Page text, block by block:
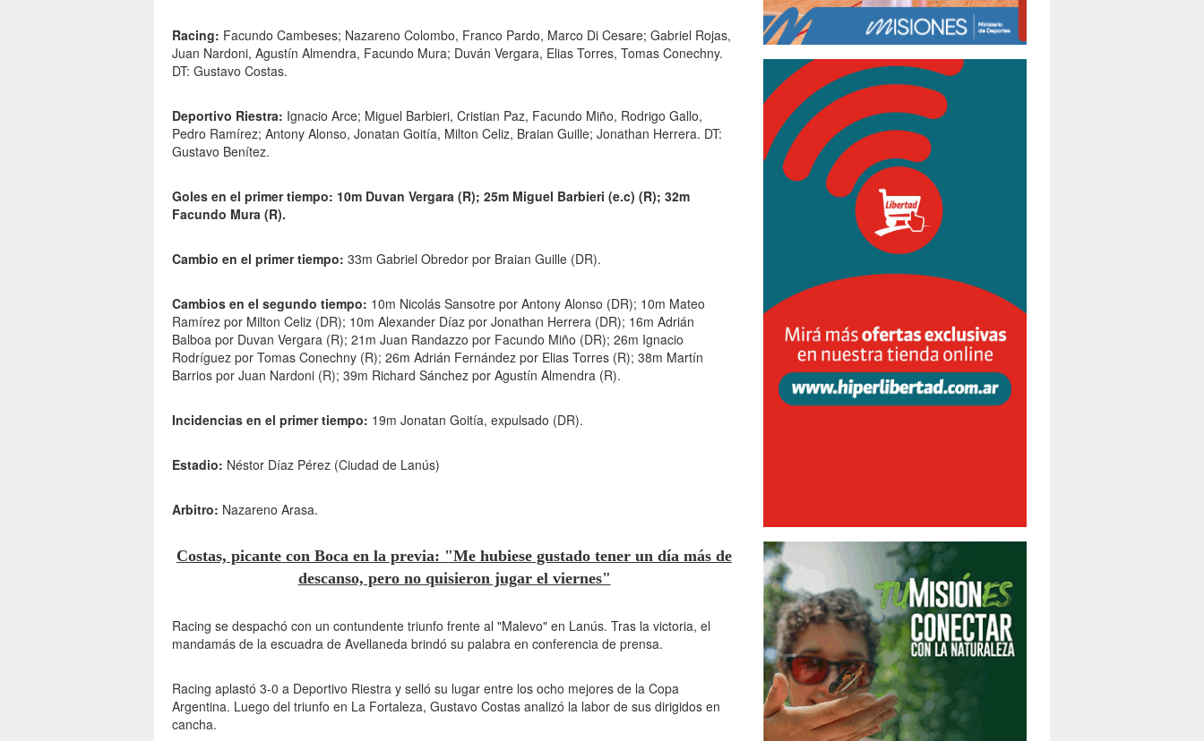
Racing: Facundo Cambeses; Nazareno Colombo, Franco Pardo, Marco Di Cesare; Gabriel Rojas,
Juan Nardoni, Agustín Almendra, Facundo Mura; Duván Vergara, Elias Torres, Tomas Conechny.
DT: Gustavo Costas.
Deportivo Riestra: Ignacio Arce; Miguel Barbieri, Cristian Paz, Facundo Miño, Rodrigo Gallo,
Pedro Ramírez; Antony Alonso, Jonatan Goitía, Milton Celiz, Braian Guille; Jonathan Herrera. DT:
Gustavo Benítez.
Goles en el primer tiempo: 10m Duvan Vergara (R); 25m Miguel Barbieri (e.c) (R); 32m
Facundo Mura (R).
Cambio en el primer tiempo: 33m Gabriel Obredor por Braian Guille (DR).
Cambios en el segundo tiempo: 10m Nicolás Sansotre por Antony Alonso (DR); 10m Mateo
Ramírez por Milton Celiz (DR); 10m Alexander Díaz por Jonathan Herrera (DR); 16m Adrián
Balboa por Duvan Vergara (R); 21m Juan Randazzo por Facundo Miño (DR); 26m Ignacio
Rodríguez por Tomas Conechny (R); 26m Adrián Fernández por Elias Torres (R); 38m Martín
Barrios por Juan Nardoni (R); 39m Richard Sánchez por Agustín Almendra (R).
Incidencias en el primer tiempo: 19m Jonatan Goitía, expulsado (DR).
Estadio: Néstor Díaz Pérez (Ciudad de Lanús)
Arbitro: Nazareno Arasa.
Costas, picante con Boca en la previa: "Me hubiese gustado tener un día más de
descanso, pero no quisieron jugar el viernes"
Racing se despachó con un contundente triunfo frente al "Malevo" en Lanús. Tras la victoria, el
mandamás de la escuadra de Avellaneda brindó su palabra en conferencia de prensa.
Racing aplastó 3-0 a Deportivo Riestra y selló su lugar entre los ocho mejores de la Copa
Argentina. Luego del triunfo en La Fortaleza, Gustavo Costas analizó la labor de sus dirigidos en
cancha.